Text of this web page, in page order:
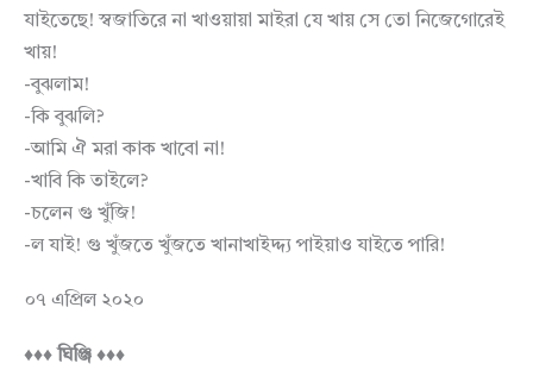
যাইতেছে! স্বজাতিরে না খাওয়ায়া মাইরা যে খায় সে তো নিজেগোরেই
খায়!
-বুঝলাম!
-কি বুঝলি?
-আমি ঐ মরা কাক খাবো না!
-খাবি কি তাইলে?
-চলেন গু খুঁজি!
-ল যাই! গু খুঁজতে খুঁজতে খানাখাইদ্দ্য পাইয়াও যাইতে পারি!
০৭ এপ্রিল ২০২০
♦♦♦ ঘিঞ্জি ♦♦♦